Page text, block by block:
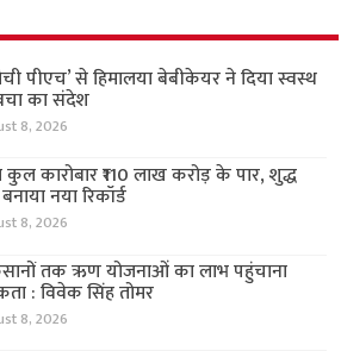
पीएच’ से हिमालया बेबीकेयर ने दिया स्वस्थ
का संदेश
8, 2026
कुल कारोबार ₹110 लाख करोड़ के पार, शुद्ध
नया रिकॉर्ड
8, 2026
तक ऋण योजनाओं का लाभ पहुंचाना
: विवेक सिंह तोमर
8, 2026